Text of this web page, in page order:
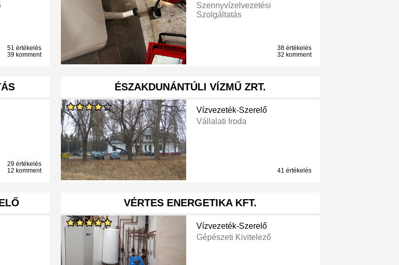
51 értékelés
39 komment
Szennyvízelvezetési
Szolgáltatás
38 értékelés
32 komment
29 értékelés
12 komment
ÉSZAKDUNÁNTÚLI VÍZMŰ ZRT.
Vízvezeték-Szerelő
Vállalati Iroda
41 értékelés
VÉRTES ENERGETIKA KFT.
Vízvezeték-Szerelő
Gépészeti Kivitelező